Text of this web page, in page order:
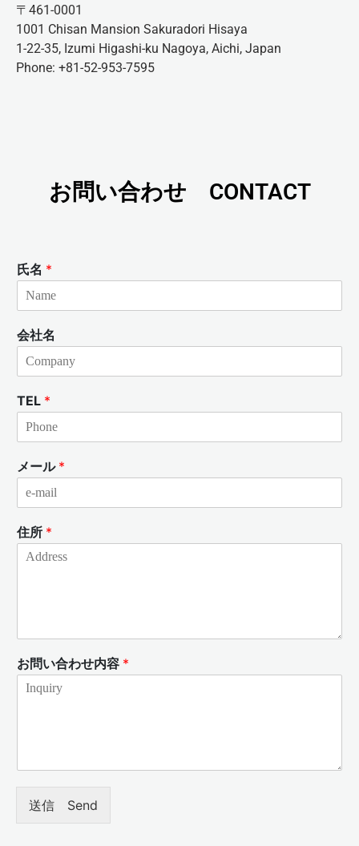
〒461-0001
1001 Chisan Mansion Sakuradori Hisaya
1-22-35, Izumi Higashi-ku Nagoya, Aichi, Japan
Phone: +81-52-953-7595
お問い合わせ CONTACT
氏名 *
会社名
TEL *
メール *
住所 *
お問い合わせ内容 *
送信 Send